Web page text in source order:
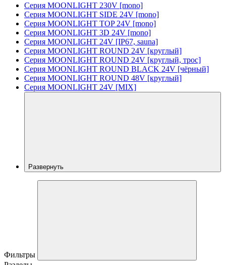
Серия MOONLIGHT 230V [mono]
Серия MOONLIGHT SIDE 24V [mono]
Серия MOONLIGHT TOP 24V [mono]
Серия MOONLIGHT 3D 24V [mono]
Серия MOONLIGHT 24V [IP67, sauna]
Серия MOONLIGHT ROUND 24V [круглый]
Серия MOONLIGHT ROUND 24V [круглый, трос]
Серия MOONLIGHT ROUND BLACK 24V [чёрный]
Серия MOONLIGHT ROUND 48V [круглый]
Серия MOONLIGHT 24V [MIX]
Развернуть
Фильтры